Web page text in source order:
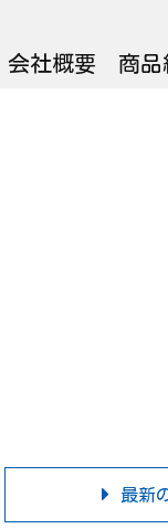
会社概要 商品
最新